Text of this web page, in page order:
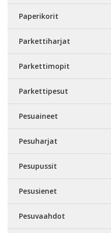
Paperikorit
Parkettiharjat
Parkettimopit
Parkettipesut
Pesuaineet
Pesuharjat
Pesupussit
Pesusienet
Pesuvaahdot